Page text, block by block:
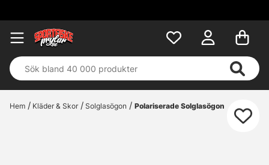
Hem Kläder & Skor Solglasögon Polariserade Solglasögon